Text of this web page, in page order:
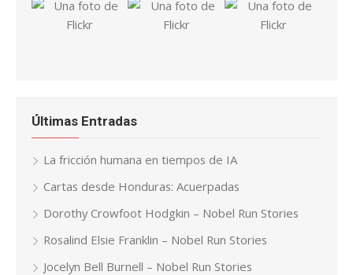
Últimas Entradas
La fricción humana en tiempos de IA
Cartas desde Honduras: Acuerpadas
Dorothy Crowfoot Hodgkin – Nobel Run Stories
Rosalind Elsie Franklin – Nobel Run Stories
Jocelyn Bell Burnell – Nobel Run Stories